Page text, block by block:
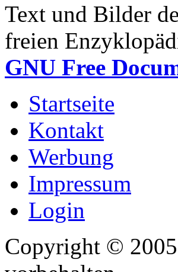
Text und Bilder
freien
GNU Free
Startseite
Kontakt
Werbung
Impressum
Login
Copyright ©